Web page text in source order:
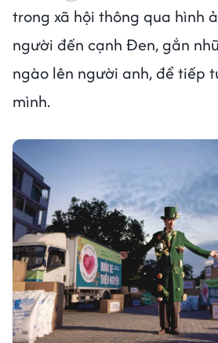
trong xã hội thông qua hình
người đến cạnh Đen, gắn
ngào lên người anh, để tiếp
mình.